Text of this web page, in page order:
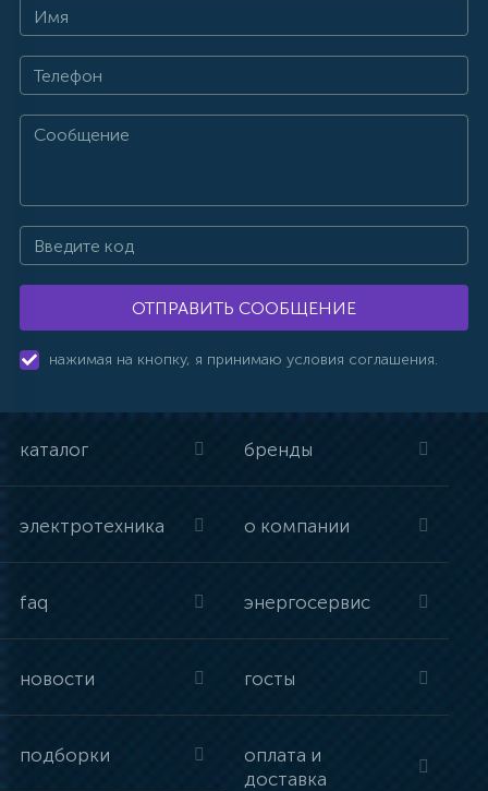
ОТПРАВИТЬ СООБЩЕНИЕ
нажимая на кнопку, я принимаю условия соглашения.
каталог бренды
электротехника о компании
faq энергосервис
новости госты
подборки
оплата и
доставка